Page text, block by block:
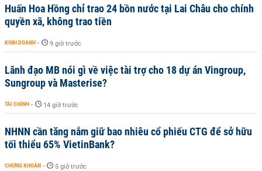
Huấn Hoa Hồng chỉ trao 24 bồn nước tại Lai Châu cho chính
quyền xã, không trao tiền
KINH DOANH - 9 giờ trước
Lãnh đạo MB nói gì về việc tài trợ cho 18 dự án Vingroup,
Sungroup và Masterise?
TÀI CHÍNH - 14 giờ trước
NHNN cần tăng nắm giữ bao nhiêu cổ phiếu CTG để sở hữu
tối thiểu 65% VietinBank?
CHỨNG KHOÁN - 5 giờ trước